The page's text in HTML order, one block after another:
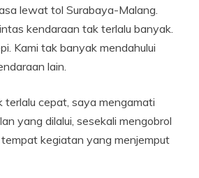
lewat tol Surabaya-Malang.
kendaraan tak terlalu banyak.
Kami tak banyak mendahului
lain.
terlalu cepat, saya mengamati
yang dilalui, sesekali mengobrol
kegiatan yang menjemput